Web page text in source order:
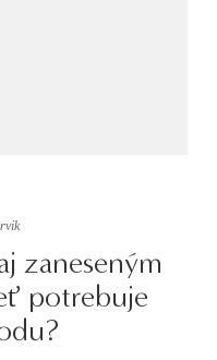
zaneseným
potrebuje